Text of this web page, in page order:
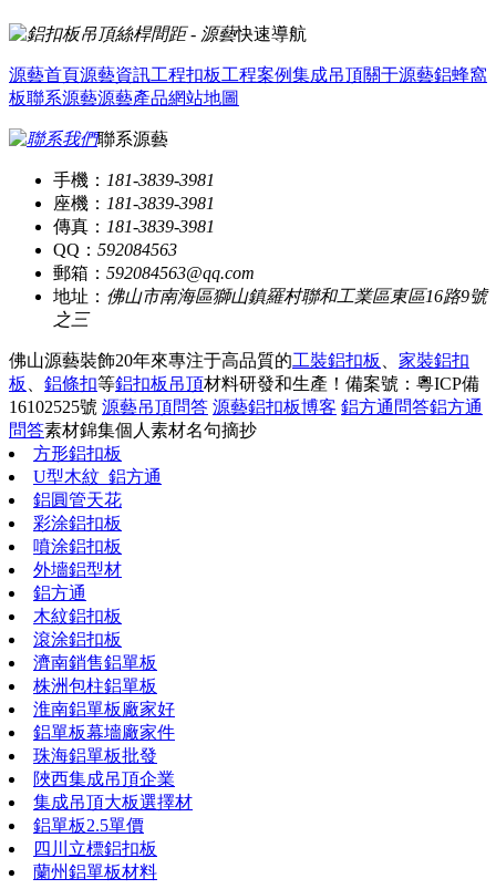
快速導航
源藝首頁源藝資訊工程扣板工程案例集成吊頂關于源藝鋁蜂窩
板聯系源藝源藝產品網站地圖
聯系源藝
手機： 181-3839-3981
座機： 181-3839-3981
傳真： 181-3839-3981
QQ： 592084563
郵箱： 592084563@qq.com
地址： 佛山市南海區獅山鎮羅村聯和工業區東區16路9號
之三
佛山源藝裝飾20年來專注于高品質的工裝鋁扣板
家裝鋁扣
板
鋁條扣等鋁扣板吊頂材料研發和生產！ 備案號：粵ICP備
16102525號 源藝吊頂問答 源藝鋁扣板博客 鋁方通問答鋁方通
問答素材錦集個人素材名句摘抄
方形鋁扣板
U型木紋_鋁方通
鋁圓管天花
彩涂鋁扣板
噴涂鋁扣板
外墻鋁型材
鋁方通
木紋鋁扣板
滾涂鋁扣板
濟南銷售鋁單板
株洲包柱鋁單板
淮南鋁單板廠家好
鋁單板幕墻廠家件
珠海鋁單板批發
陜西集成吊頂企業
集成吊頂大板選擇材
鋁單板2.5單價
四川立標鋁扣板
蘭州鋁單板材料